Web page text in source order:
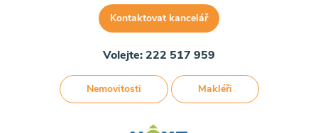
Kontaktovat kancelář
Volejte: 222 517 959
Nemovitosti Makléři